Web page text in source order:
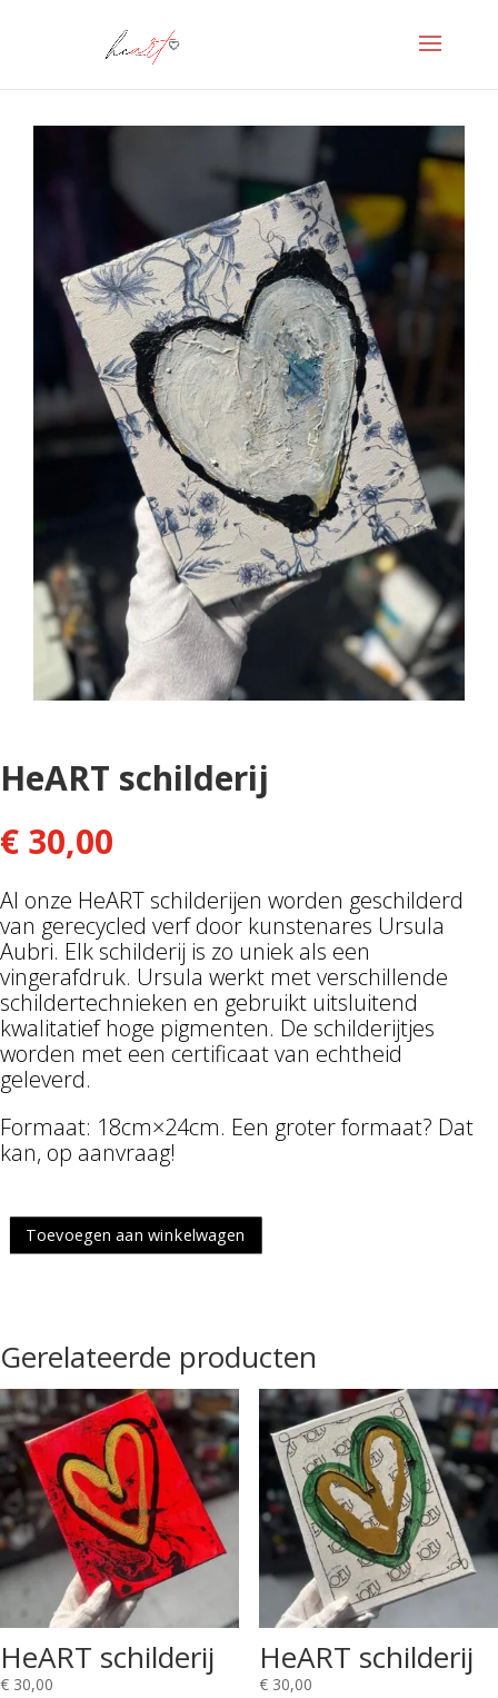
HeART schilderij
€ 30,00
Al onze HeART schilderijen worden geschilderd
van gerecycled verf door kunstenares Ursula
Aubri. Elk schilderij is zo uniek als een
vingerafdruk. Ursula werkt met verschillende
schildertechnieken en gebruikt uitsluitend
kwalitatief hoge pigmenten. De schilderijtjes
worden met een certificaat van echtheid
geleverd.
Formaat: 18cm×24cm. Een groter formaat? Dat
kan, op aanvraag!
Toevoegen aan winkelwagen
Gerelateerde producten
HeART schilderij
€ 30,00
HeART schilderij
€30,00